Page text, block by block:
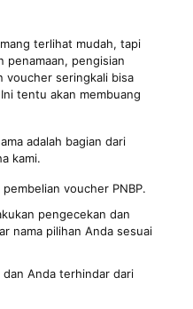
terlihat mudah, tapi
pengisian
voucher seringkali bisa
tentu akan membuang
adalah bagian dari
kami.
voucher PNBP.
pengecekan dan
nama pilihan Anda sesuai
Anda terhindar dari